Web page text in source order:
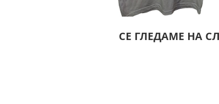
СЕ ГЛЕДАМЕ НА